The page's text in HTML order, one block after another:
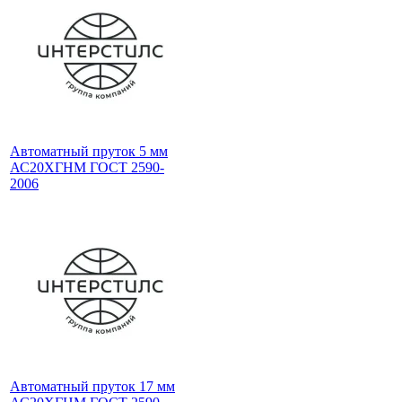
Автоматный пруток 5 мм
АС20ХГНМ ГОСТ 2590-
2006
Автоматный пруток 17 мм